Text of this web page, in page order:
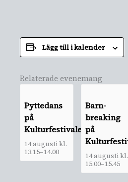
Lägg till i kalender
Relaterade evenemang
Pyttedans
på
Kulturfestivalen
14 augusti kl.
13.15–14.00
Barn-
breaking
på
14 augusti kl.
15.00–15.45